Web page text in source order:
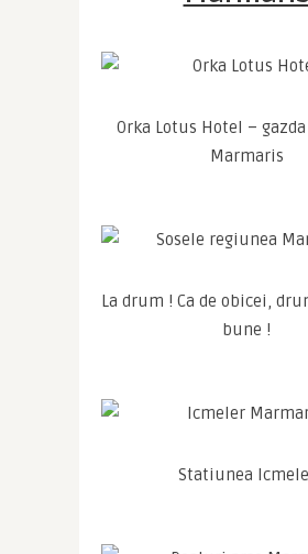
Orka Lotus Hotel –
Marmaris
La drum ! Ca de obicei,
bune !
Statiunea